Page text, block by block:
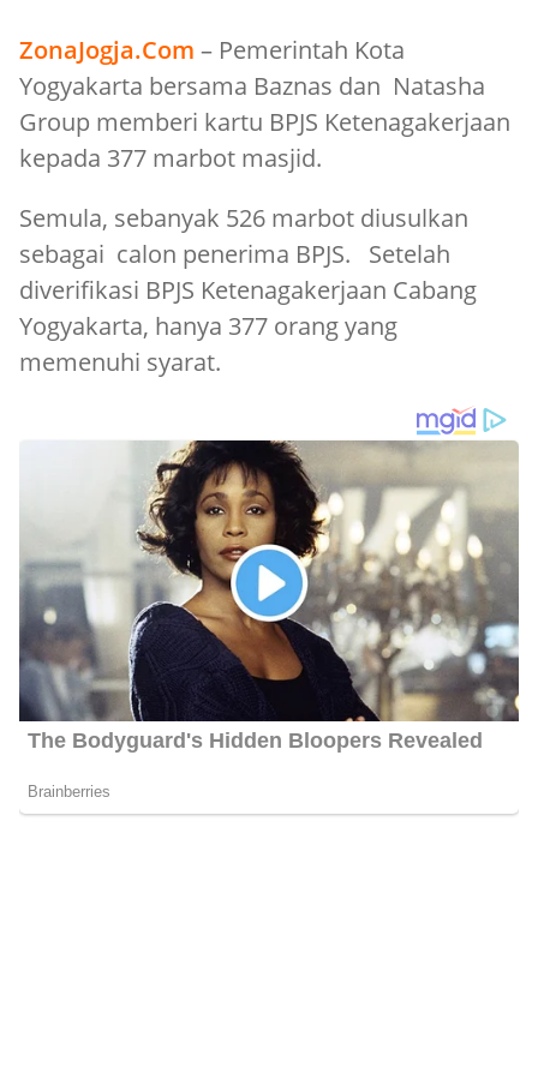
ZonaJogja.Com – Pemerintah Kota
Yogyakarta bersama Baznas dan Natasha
Group memberi kartu BPJS Ketenagakerjaan
kepada 377 marbot masjid.
Semula, sebanyak 526 marbot diusulkan
sebagai calon penerima BPJS. Setelah
diverifikasi BPJS Ketenagakerjaan Cabang
Yogyakarta, hanya 377 orang yang
memenuhi syarat.